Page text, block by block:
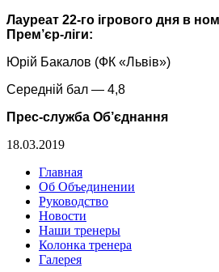
Лауреат 22-го ігрового дня в
Прем’єр-ліги:
Юрій Бакалов (ФК «Львів»)
Середній бал — 4,8
Прес-служба Об’єднання
18.03.2019
Главная
Об Объединении
Руководство
Новости
Наши тренеры
Колонка тренера
Галерея